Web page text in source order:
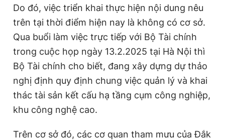
Do đó, việc triển khai thực hiện nội dung nêu
trên tại thời điểm hiện nay là không có cơ sở.
Qua buổi làm việc trực tiếp với Bộ Tài chính
trong cuộc họp ngày 13.2.2025 tại Hà Nội thì
Bộ Tài chính cho biết, đang xây dựng dự thảo
nghị định quy định chung việc quản lý và khai
thác tài sản kết cấu hạ tầng cụm công nghiệp,
khu công nghệ cao.
Trên cơ sở đó, các cơ quan tham mưu của Đắk